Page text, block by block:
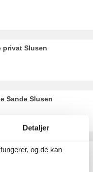
privat Slusen
Sande Slusen
Østergade
Detaljer
og de kan